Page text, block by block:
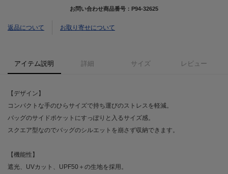
お問い合わせ商品番号： P94-32625
返品について お取り寄せについて
アイテム説明 詳細 サイズ レビュー
【デザイン】
コンパクトな手のひらサイズで持ち運びのストレスを軽減。
バッグのサイドポケットにすっぽりと入るサイズ感。
スクエア型なのでバッグのシルエットを崩さず収納できます。
【機能性】
遮光、UVカット、UPF50＋の生地を採用。